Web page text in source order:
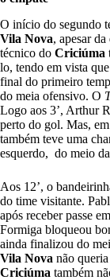
O início do segundo
Vila Nova, apesar
técnico do Criciúma
lo, tendo em vista
final do primeiro
do meia ofensivo. O
Logo aos 3’, Arthur
perto do gol. Mas,
também teve uma
esquerdo, do meio
Aos 12’, o
do time visitante.
após receber passe
Formiga bloqueou
ainda finalizou do
Vila Nova não
Criciúma também